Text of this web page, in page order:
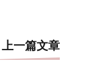
上一篇文章